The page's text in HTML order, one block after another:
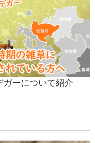
グ ーについて紹介